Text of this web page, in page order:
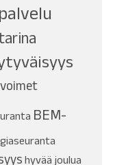
BEM-
hyvää joulua